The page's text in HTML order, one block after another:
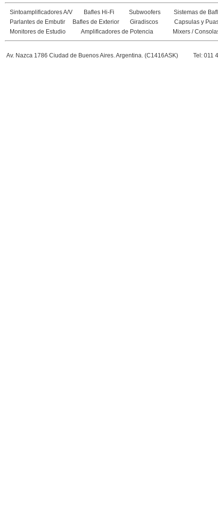
Sintoamplificadores A/V Bafles Hi-Fi Subwoofers
Sistemas de
Parlantes de Embutir
Bafles de Exterior Giradiscos
Capsulas y
Monitores de Estudio
Amplificadores de Potencia Mixers /
Av. Nazca 1786 Ciudad de Buenos Aires. Argentina. (C1416ASK) Tel: 011